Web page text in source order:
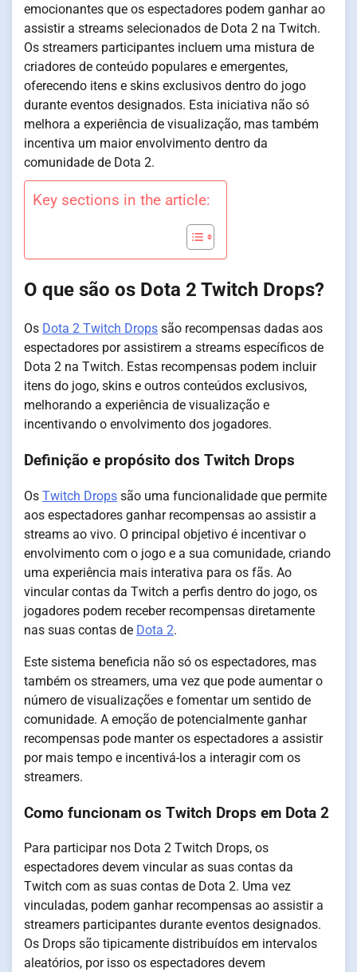
emocionantes que os espectadores podem ganhar ao
assistir a streams selecionados de Dota 2 na Twitch.
Os streamers participantes incluem uma mistura de
criadores de conteúdo populares e emergentes,
oferecendo itens e skins exclusivos dentro do jogo
durante eventos designados. Esta iniciativa não só
melhora a experiência de visualização, mas também
incentiva um maior envolvimento dentro da
comunidade de Dota 2.
Key sections in the article:
O que são os Dota 2 Twitch Drops?
Os Dota 2 Twitch Drops são recompensas dadas aos
espectadores por assistirem a streams específicos de
Dota 2 na Twitch. Estas recompensas podem incluir
itens do jogo, skins e outros conteúdos exclusivos,
melhorando a experiência de visualização e
incentivando o envolvimento dos jogadores.
Definição e propósito dos Twitch Drops
Os Twitch Drops são uma funcionalidade que permite
aos espectadores ganhar recompensas ao assistir a
streams ao vivo. O principal objetivo é incentivar o
envolvimento com o jogo e a sua comunidade, criando
uma experiência mais interativa para os fãs. Ao
vincular contas da Twitch a perfis dentro do jogo, os
jogadores podem receber recompensas diretamente
nas suas contas de Dota 2.
Este sistema beneficia não só os espectadores, mas
também os streamers, uma vez que pode aumentar o
número de visualizações e fomentar um sentido de
comunidade. A emoção de potencialmente ganhar
recompensas pode manter os espectadores a assistir
por mais tempo e incentivá-los a interagir com os
streamers.
Como funcionam os Twitch Drops em Dota 2
Para participar nos Dota 2 Twitch Drops, os
espectadores devem vincular as suas contas da
Twitch com as suas contas de Dota 2. Uma vez
vinculadas, podem ganhar recompensas ao assistir a
streamers participantes durante eventos designados.
Os Drops são tipicamente distribuídos em intervalos
aleatórios, por isso os espectadores devem